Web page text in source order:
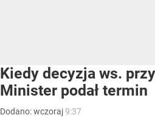
Kiedy decyzja ws.
Minister podał termin
Dodano:wczoraj9:37